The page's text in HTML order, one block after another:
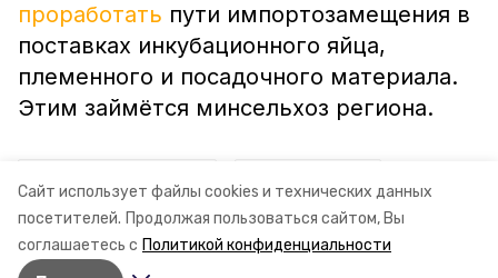
Сайт использует файлы cookies и технических данных
посетителей. Продолжая пользоваться сайтом, Вы
соглашаетесь с Политикой конфиденциальности
проработать пути импортозамещения в
поставках инкубационного яйца,
племенного и посадочного материала.
Этим займётся минсельхоз региона.
сергей измалков